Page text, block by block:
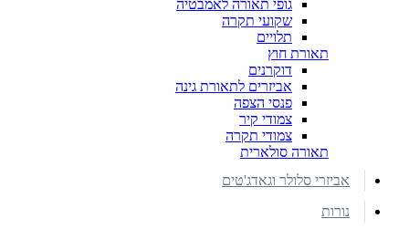
גופי תאורה לאמבטיה
שקועי תקרה
תלויים
תאורת חוץ
דוקרנים
אביזרים לתאורת גינה
פנסי הצפה
צמודי קיר
צמודי תקרה
תאורה סולארית
אביזרי סלולר וגאדג'טים
נורות